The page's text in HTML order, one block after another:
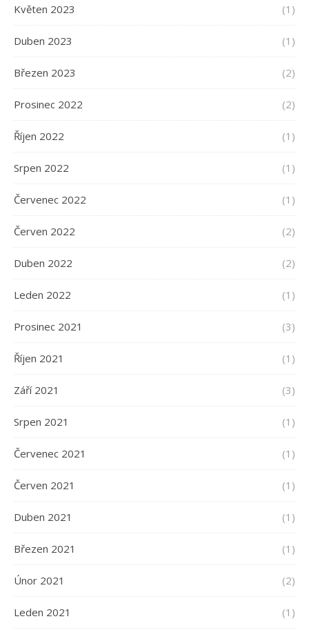
Květen 2023 (1)
Duben 2023 (1)
Březen 2023 (2)
Prosinec 2022 (2)
Říjen 2022 (1)
Srpen 2022 (1)
Červenec 2022 (1)
Červen 2022 (2)
Duben 2022 (2)
Leden 2022 (1)
Prosinec 2021 (3)
Říjen 2021 (1)
Září 2021 (3)
Srpen 2021 (1)
Červenec 2021 (1)
Červen 2021 (1)
Duben 2021 (1)
Březen 2021 (1)
Únor 2021 (2)
Leden 2021 (1)